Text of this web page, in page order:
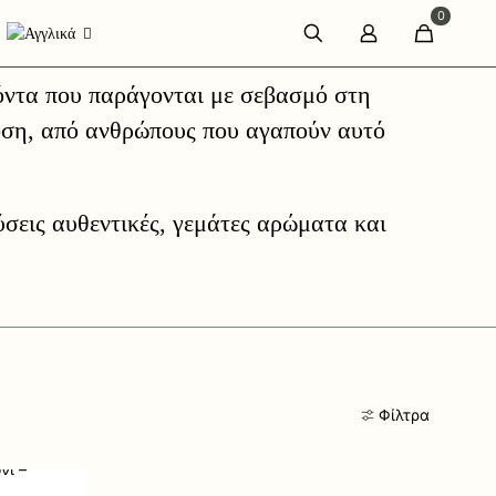
0
που παράγονται με σεβασμό στη
από ανθρώπους που αγαπούν αυτό
αυθεντικές, γεμάτες αρώματα και
Φίλτρα